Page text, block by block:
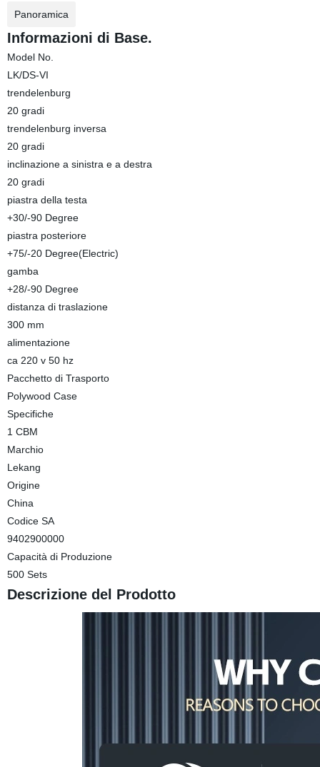
Panoramica
Informazioni di Base.
Model No.
LK/DS-VI
trendelenburg
20 gradi
trendelenburg inversa
20 gradi
inclinazione a sinistra e a destra
20 gradi
piastra della testa
+30/-90 Degree
piastra posteriore
+75/-20 Degree(Electric)
gamba
+28/-90 Degree
distanza di traslazione
300 mm
alimentazione
ca 220 v 50 hz
Pacchetto di Trasporto
Polywood Case
Specifiche
1 CBM
Marchio
Lekang
Origine
China
Codice SA
9402900000
Capacità di Produzione
500 Sets
Descrizione del Prodotto